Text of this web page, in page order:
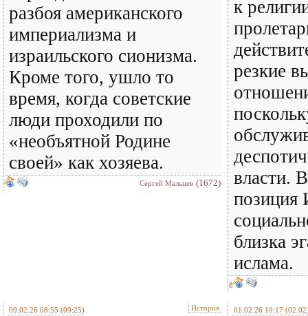
разбоя американского
империализма и
израильского сионизма.
Кроме того, ушло то
время, когда советские
люди проходили по
«необъятной Родине
своей» как хозяева.
Сергей Мальцев (1672)
к
резкие
власти.
позиция
близка
ислама.
8
09.02.26 08:55 (09:25) История 01.02.26 10:17